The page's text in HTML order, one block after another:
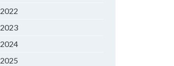
2022
2023
2024
2025